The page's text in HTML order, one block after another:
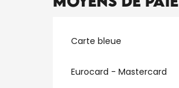
Carte bleue
Eurocard - Mastercard